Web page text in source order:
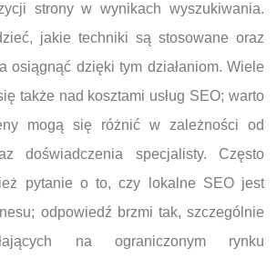
strony w wynikach wyszukiwania.
jakie techniki są stosowane oraz
osiągnąć dzięki tym działaniom. Wiele
także nad kosztami usług SEO; warto
mogą się różnić w zależności od
doświadczenia specjalisty. Często
pytanie o to, czy lokalne SEO jest
odpowiedź brzmi tak, szczególnie
na ograniczonym rynku